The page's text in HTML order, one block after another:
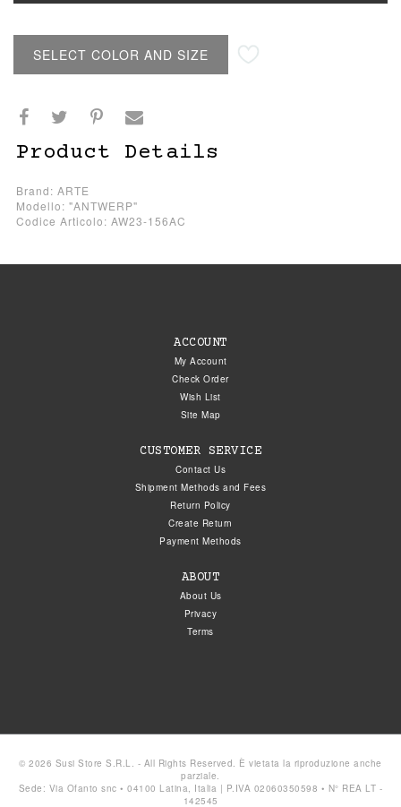
SELECT COLOR AND SIZE
Product Details
Brand: ARTE
Modello: "ANTWERP"
Codice Articolo: AW23-156AC
ACCOUNT
My Account
Check Order
Wish List
Site Map
CUSTOMER SERVICE
Contact Us
Shipment Methods and Fees
Return Policy
Create Return
Payment Methods
ABOUT
About Us
Privacy
Terms
© 2026 Susi Store S.R.L. - All Rights Reserved. È vietata la riproduzione anche
parziale.
Sede: Via Ofanto snc • 04100 Latina, Italia | P.IVA 02060350598 • N° REA LT -
142545